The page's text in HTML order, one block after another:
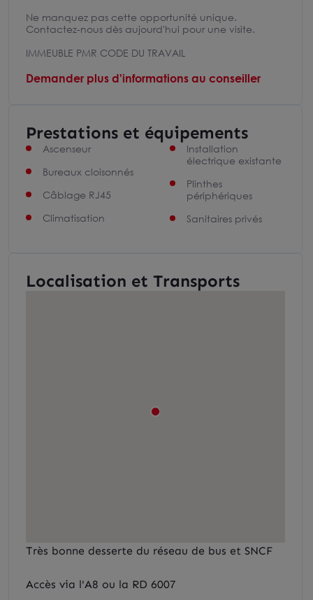
Ne manquez pas cette opportunité unique.
Contactez-nous dès aujourd'hui pour une visite.
IMMEUBLE PMR CODE DU TRAVAIL
Demander plus d'informations au conseiller
Prestations et équipements
Ascenseur
Bureaux cloisonnés
Câblage RJ45
Climatisation
Installation
électrique existante
Plinthes
périphériques
Sanitaires privés
Localisation et Transports
Très bonne desserte du réseau de bus et SNCF
Accès via l'A8 ou la RD 6007